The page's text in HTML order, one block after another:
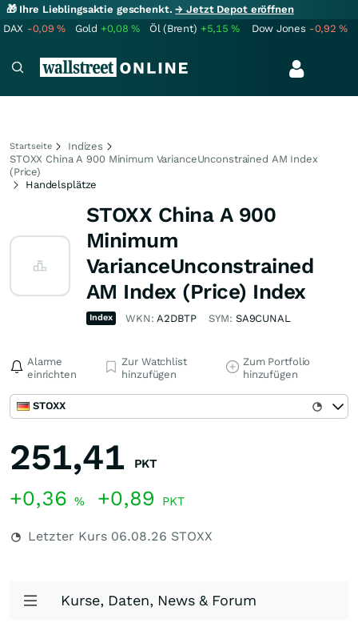
🎁 Ihre Lieblingsaktie geschenkt.→ Jetzt Depot eröffnen
DAX -0,09% Gold +0,08% Öl (Brent) +5,15% Dow Jones -0,92%
Startseite
Indizes
STOXX China A 900 Minimum VarianceUnconstrained AM Index
(Price)
Handelsplätze
STOXX China A 900
Minimum
VarianceUnconstrained
AM Index (Price) Index
Index WKN:A2DBTP SYM: SA9CUNAL
Alarme
einrichten
Zur Watchlist
hinzufügen
Zum Portfolio
hinzufügen
STOXX
251,41 PKT
+0,36 % +0,89 PKT
Letzter Kurs 06.08.26 STOXX
Kurse, Daten, News & Forum